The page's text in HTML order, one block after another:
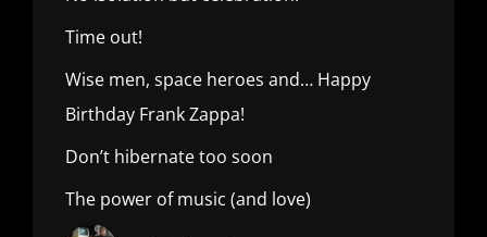
Time out!
Wise men, space heroes and… Happy
Birthday Frank Zappa!
Don’t hibernate too soon
The power of music (and love)